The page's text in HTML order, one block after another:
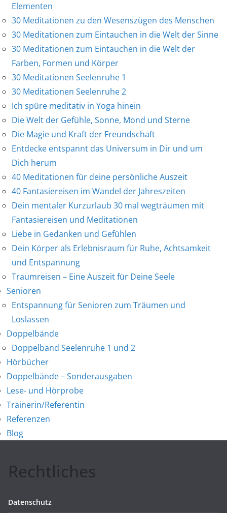
Elementen
30 Meditationen zu den Wesenszügen des Menschen
30 Meditationen zum Eintauchen in die Welt der Sinne
30 Meditationen zum Eintauchen in die Welt der
Farben, Formen und Körper
30 Meditationen Seelenruhe 1
30 Meditationen Seelenruhe 2
Ich spüre meditativ in Yoga hinein
Die Welt der Gefühle, Sonne, Mond und Sterne
Die Magie und Kraft der Freundschaft
Entdecke entspannt das Universum in Dir und um
Dich herum
40 Meditationen für deine persönliche Auszeit
40 Fantasiereisen im Wandel der Jahreszeiten
Dein mentaler Kurzurlaub 30 mal wegträumen mit
Fantasiereisen und Meditationen
Liebe in Gedanken und Gefühlen
Dein Körper als Erlebnisraum für Ruhe, Achtsamkeit
und Entspannung
Traumreisen – Eine Auszeit für Deine Seele
Senioren
Entspannung für Senioren zum Träumen und
Loslassen
Doppelbände
Doppelband Seelenruhe 1 und 2
Hörbücher
Doppelbände – Sonderausgaben
Lese- und Hörprobe
Trainerin/Referentin
Referenzen
Blog
Rechtliches
Datenschutz